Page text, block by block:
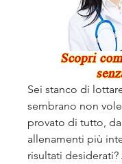
Sei stanco di
sembrano non
provato di tutto,
allenamenti più
risultati